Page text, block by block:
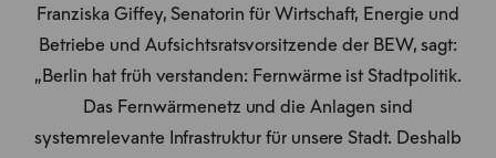
Franziska Giffey, Senatorin für Wirtschaft, Energie und
Betriebe und Aufsichtsratsvorsitzende der BEW, sagt:
„Berlin hat früh verstanden: Fernwärme ist Stadtpolitik.
Das Fernwärmenetz und die Anlagen sind
systemrelevante Infrastruktur für unsere Stadt. Deshalb